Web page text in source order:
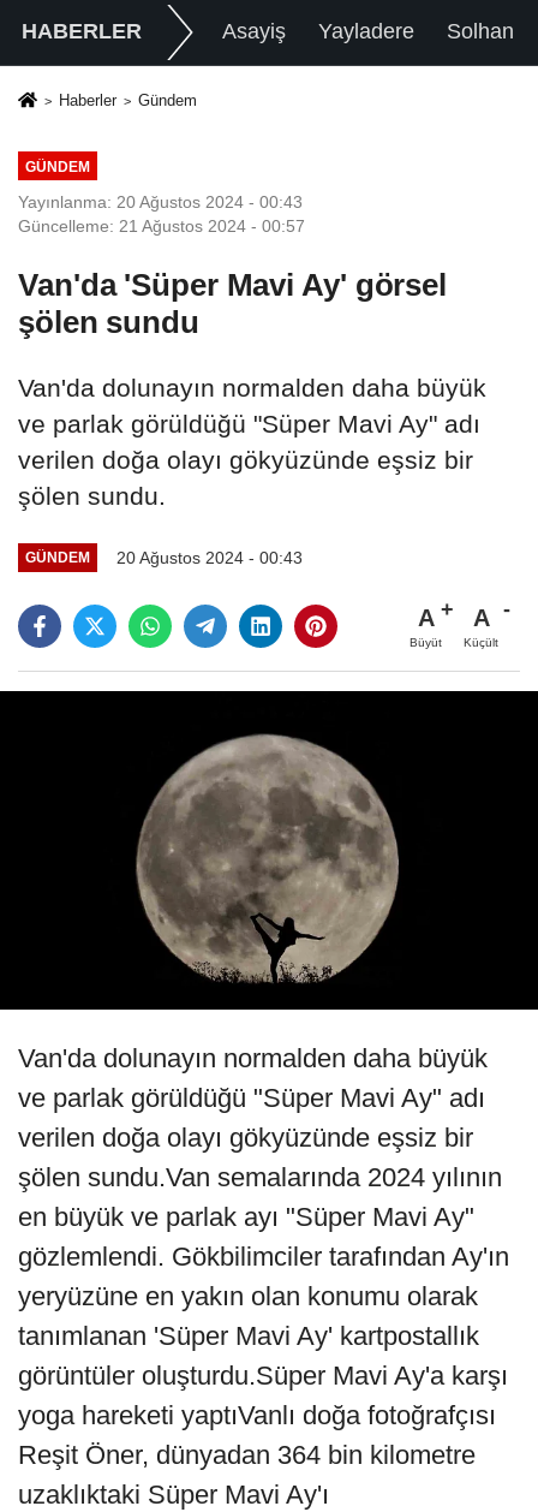
HABERLER Asayiş Yayladere Solhan
Haberler Gündem
GÜNDEM
Yayınlanma: 20 Ağustos 2024 - 00:43
Güncelleme: 21 Ağustos 2024 - 00:57
Van'da 'Süper Mavi Ay' görsel
şölen sundu
Van'da dolunayın normalden daha büyük
ve parlak görüldüğü "Süper Mavi Ay" adı
verilen doğa olayı gökyüzünde eşsiz bir
şölen sundu.
GÜNDEM 20 Ağustos 2024 - 00:43
A
Büyüt
A
Küçült
Van'da dolunayın normalden daha büyük
ve parlak görüldüğü "Süper Mavi Ay" adı
verilen doğa olayı gökyüzünde eşsiz bir
şölen sundu.Van semalarında 2024 yılının
en büyük ve parlak ayı "Süper Mavi Ay"
gözlemlendi. Gökbilimciler tarafından Ay'ın
yeryüzüne en yakın olan konumu olarak
tanımlanan 'Süper Mavi Ay' kartpostallık
görüntüler oluşturdu.Süper Mavi Ay'a karşı
yoga hareketi yaptıVanlı doğa fotoğrafçısı
Reşit Öner, dünyadan 364 bin kilometre
uzaklıktaki Süper Mavi Ay'ı